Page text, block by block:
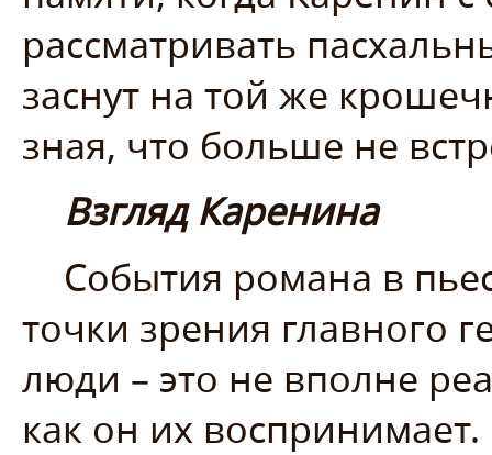
рассматривать
заснут на той же
зная, что больше не
Взгляд Каренина
События романа в
точки зрения главного
люди – это не вполне
как он их воспринимает.